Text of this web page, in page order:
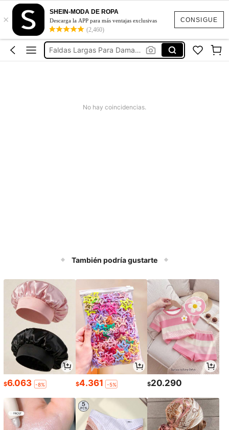
CONSIGUE
×
SHEIN-MODA DE ROPA
Descarga la APP para más ventajas exclusivas
(2,460)
Falda Short Curvy
Faldas Curvy
Faldas Curvy Talla Grande
Faldas Largas Para Dama Elegante
No hay coincidencias.
También podría gustarte
$6.063 -8% $4.361 -5% $20.290